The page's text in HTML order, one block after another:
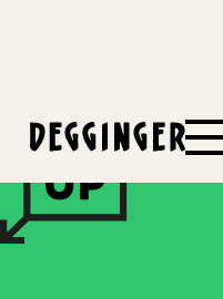
Dieses Event hat schon
gerne in unserem
26.4.2022 -30.4.2022